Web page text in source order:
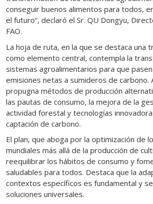
conseguir buenos alimentos para todos,
el futuro”, declaró el Sr. QU Dongyu,
FAO.
La hoja de ruta, en la que se destaca una
como elemento central, contempla la
sistemas agroalimentarios para que
emisiones netas a sumideros de carbono.
propugna métodos de producción
las pautas de consumo, la mejora de la
actividad forestal y tecnologías
captación de carbono.
El plan, que aboga por la optimización de
mundiales más allá de la producción de
reequilibrar los hábitos de consumo y
saludables para todos. Destaca que la
contextos específicos es fundamental y
soluciones universales.